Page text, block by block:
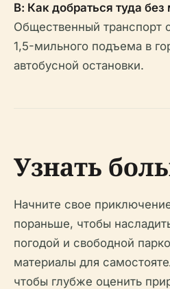
В: Как добраться туда
Общественный транспорт
1,5-мильного подъема в
автобусной остановки.
Узнать
Начните свое
пораньше, чтобы
погодой и свободной
материалы для
чтобы глубже оценить